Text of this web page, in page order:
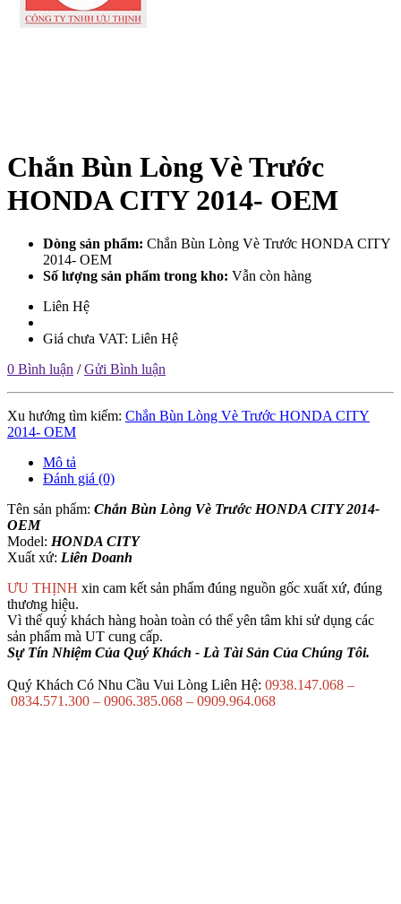
Chắn Bùn Lòng Vè Trước
HONDA CITY 2014- OEM
Dòng sản phẩm: Chắn Bùn Lòng Vè Trước HONDA CITY
2014- OEM
Số lượng sản phẩm trong kho: Vẫn còn hàng
Liên Hệ
Giá chưa VAT: Liên Hệ
0 Bình luận /Gửi Bình luận
Xu hướng tìm kiếm: Chắn Bùn Lòng Vè Trước HONDA CITY
2014- OEM
Mô tả
Đánh giá (0)
Tên sản phẩm: Chắn Bùn Lòng Vè Trước HONDA CITY 2014-
OEM
Model: HONDA CITY
Xuất xứ: Liên Doanh
ƯU THỊNH xin cam kết sản phẩm đúng nguồn gốc xuất xứ, đúng
thương hiệu.
Vì thế quý khách hàng hoàn toàn có thể yên tâm khi sử dụng các
sản phẩm mà UT cung cấp.
Sự Tín Nhiệm Của Quý Khách - Là Tài Sản Của Chúng Tôi.
Quý Khách Có Nhu Cầu Vui Lòng Liên Hệ: 0938.147.068 –
0834.571.300 – 0906.385.068 – 0909.964.068